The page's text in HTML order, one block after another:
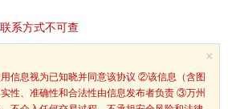
系方式不可查
×
用信息视为已知晓并同意该协议 ②该信息（含图
性、准确性和合法性由信息发布者负责 ③万州